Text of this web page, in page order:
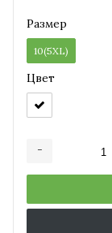
Размер
10(5XL)
Цвет
-